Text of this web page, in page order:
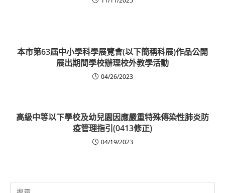
本市第63屆中小學科學展覽會(以下簡稱科展)作品公開
展出期間學校辦理校外教學活動
04/26/2023
高級中等以下學校及幼兒園因應嚴重特殊傳染性肺炎防
疫管理指引(0413修正)
04/19/2023
Search